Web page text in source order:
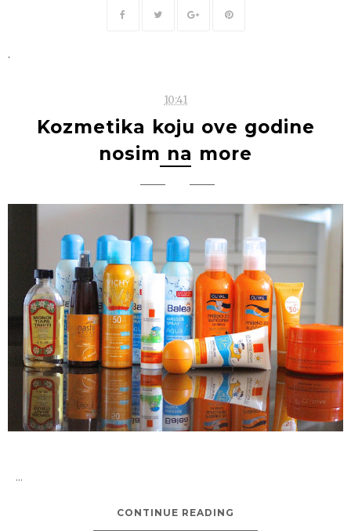
.
10:41
Kozmetika koju ove godine
nosim na more
...
CONTINUE READING